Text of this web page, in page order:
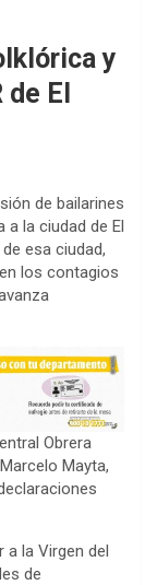
y
El
de bailarines
a la ciudad de El
esa ciudad,
los contagios
Obrera
Mayta,
la Virgen del
de